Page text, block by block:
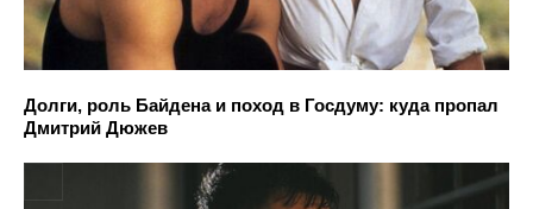
Долги, роль Байдена и поход в Госдуму: куда пропал
Дмитрий Дюжев